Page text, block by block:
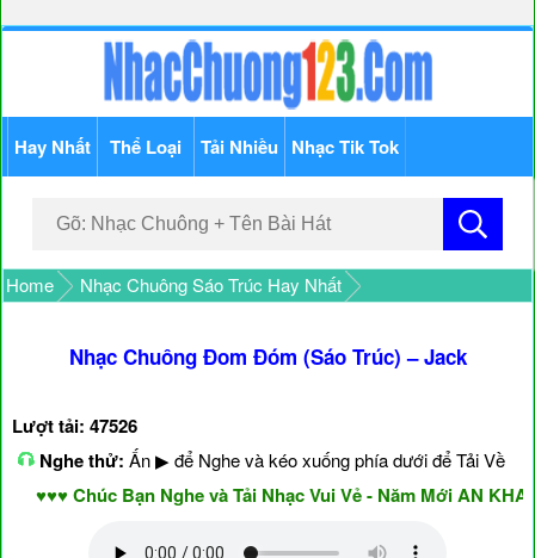
Hay Nhất Thể Loại Tải Nhiều Nhạc Tik Tok
Home Nhạc Chuông Sáo Trúc Hay Nhất
Nhạc Chuông Đom Đóm (Sáo Trúc) – Jack
Lượt tải: 47526
Nghe thử: Ấn ▶ để Nghe và kéo xuống phía dưới để Tải Về
♥♥♥ Chúc Bạn Nghe và Tải Nhạc Vui Vẻ - Năm Mới AN